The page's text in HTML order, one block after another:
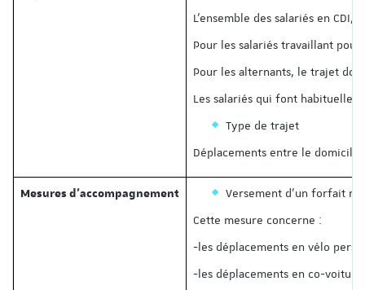
L’ensemble des salariés en
Pour les salariés travaillant
Pour les alternants, le trajet
Les salariés qui font
Type de trajet
Déplacements entre le
Mesures d’accompagnement
Versement d’un forfait
Cette mesure concerne :
-les déplacements en vélo
-les déplacements en co-